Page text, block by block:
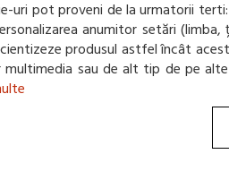
uri pot proveni de la urmatorii
anumitor setări
produsul astfel încât
sau de alt tip de pe